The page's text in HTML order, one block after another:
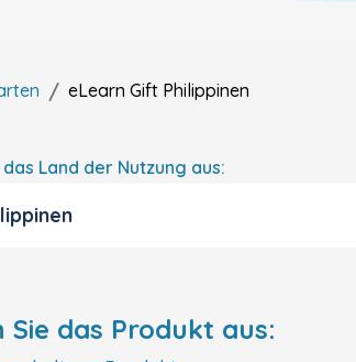
eLearn Gift Philippinen
Land der Nutzung aus:
Sie das Produkt aus: